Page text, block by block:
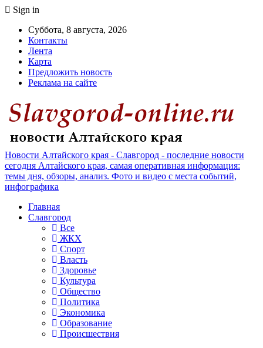
Sign in
Суббота, 8 августа, 2026
Контакты
Лента
Карта
Предложить новость
Реклама на сайте
Новости Алтайского края - Славгород - последние новости
сегодня Алтайского края, самая оперативная информация:
темы дня, обзоры, анализ. Фото и видео с места событий,
инфографика
Главная
Славгород
Все
ЖКХ
Спорт
Власть
Здоровье
Культура
Общество
Политика
Экономика
Образование
Происшествия